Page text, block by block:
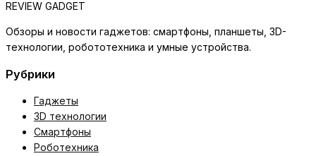
REVIEW GADGET
Обзоры и новости гаджетов: смартфоны, планшеты, 3D-
технологии, робототехника и умные устройства.
Рубрики
Гаджеты
3D технологии
Смартфоны
Роботехника